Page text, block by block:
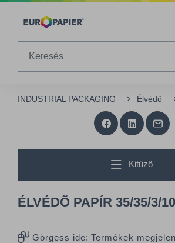
Table Of Content
INDUSTRIAL PACKAGING Élvédő
Kitűző
ÉLVÉDÕ PAPÍR 35/35/3/
Görgess ide: Termékek